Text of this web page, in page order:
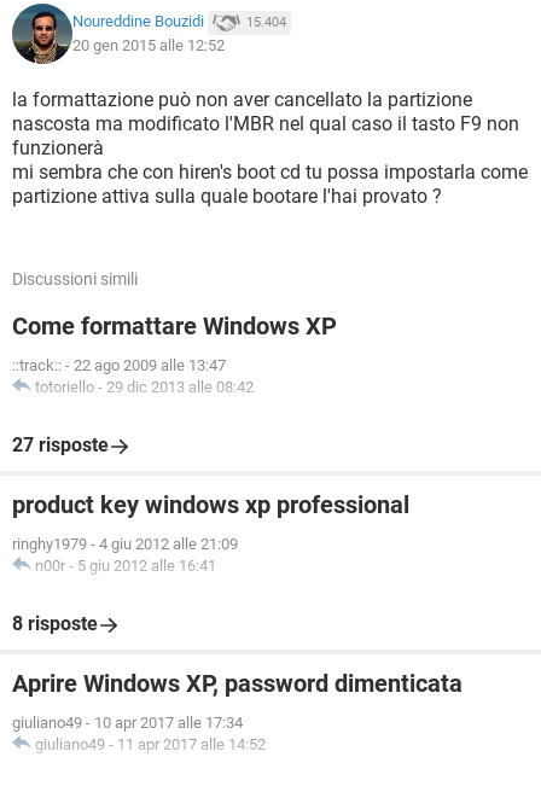
Noureddine Bouzidi 15.404
20 gen 2015 alle 12:52
la formattazione può non aver cancellato la partizione
nascosta ma modificato l'MBR nel qual caso il tasto F9 non
funzionerà
mi sembra che con hiren's boot cd tu possa impostarla come
partizione attiva sulla quale bootare l'hai provato ?
Discussioni simili
Come formattare Windows XP
::track:: - 22 ago 2009 alle 13:47
totoriello - 29 dic 2013 alle 08:42
27 risposte
product key windows xp professional
ringhy1979 - 4 giu 2012 alle 21:09
n00r - 5 giu 2012 alle 16:41
8 risposte
Aprire Windows XP, password dimenticata
giuliano49 - 10 apr 2017 alle 17:34
giuliano49 - 11 apr 2017 alle 14:52